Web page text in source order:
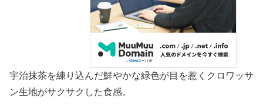
宇治抹茶を練り込んだ鮮やかな緑色が目を惹くクロワッサ
ン生地がサクサクした食感。